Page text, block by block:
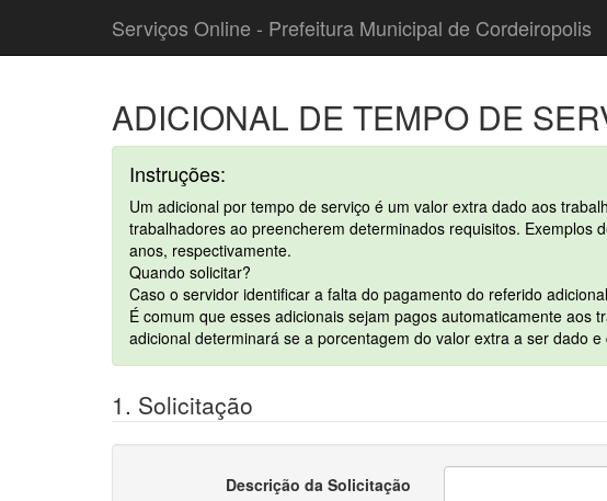
Serviços Online - Prefeitura Municipal de Cordeiropolis
ADICIONAL DE TEMPO DE
Instruções:
Um adicional por tempo de serviço é um valor extra dado aos
trabalhadores ao preencherem determinados requisitos. Exemplos
anos, respectivamente.
Quando solicitar?
Caso o servidor identificar a falta do pagamento do referido
É comum que esses adicionais sejam pagos automaticamente
adicional determinará se a porcentagem do valor extra a ser dado
1. Solicitação
Descrição da Solicitação